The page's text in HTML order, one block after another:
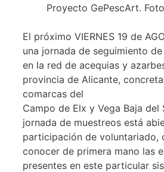
Proyecto GePescArt.
El próximo VIERNES 19 de
una jornada de seguimiento
en la red de acequias y
provincia de Alicante,
comarcas del
Campo de Elx y Vega Baja del
jornada de muestreos está
participación de voluntariado,
conocer de primera mano las
presentes en este particular